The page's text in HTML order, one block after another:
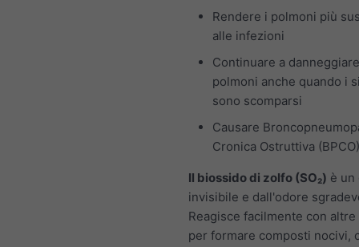
Rendere i polmoni più
alle infezioni
Continuare a
polmoni anche quando i
sono scomparsi
Causare
Cronica Ostruttiva (BPCO)
Il biossido di zolfo (SO₂) è un
invisibile e dall'odore
Reagisce facilmente con
per formare composti nocivi,